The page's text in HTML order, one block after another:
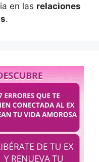
en las relaciones
.